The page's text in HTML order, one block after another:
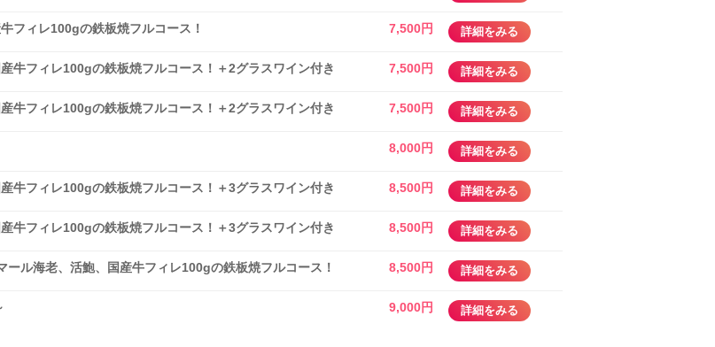
フィレ100gの鉄板焼フルコース！ 7,500円 詳細をみる
牛フィレ100gの鉄板焼フルコース！＋2グラスワイン付き 7,500円 詳細をみる
牛フィレ100gの鉄板焼フルコース！＋2グラスワイン付き 7,500円 詳細をみる
8,000円 詳細をみる
牛フィレ100gの鉄板焼フルコース！＋3グラスワイン付き 8,500円 詳細をみる
牛フィレ100gの鉄板焼フルコース！＋3グラスワイン付き 8,500円 詳細をみる
ール海老、活鮑、国産牛フィレ100gの鉄板焼フルコース！ 8,500円 詳細をみる
9,000円 詳細をみる